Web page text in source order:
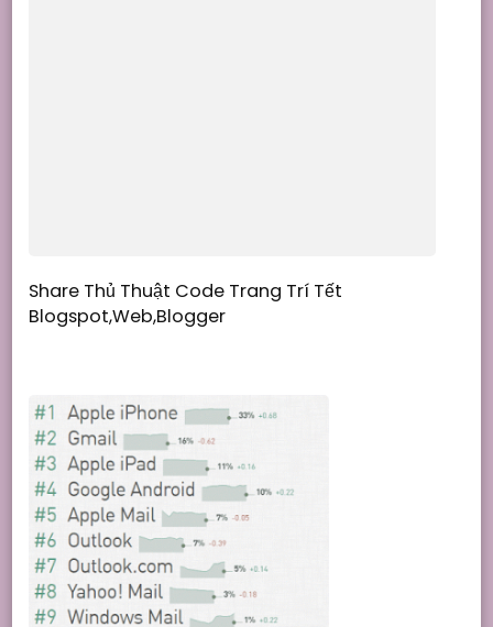
Share Thủ Thuật Code Trang Trí Tết
Blogspot,Web,Blogger